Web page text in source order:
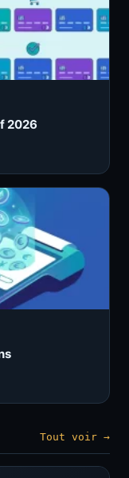
2026
Tout voir →